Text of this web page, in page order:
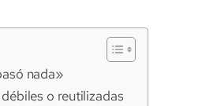
nada»
o reutilizadas